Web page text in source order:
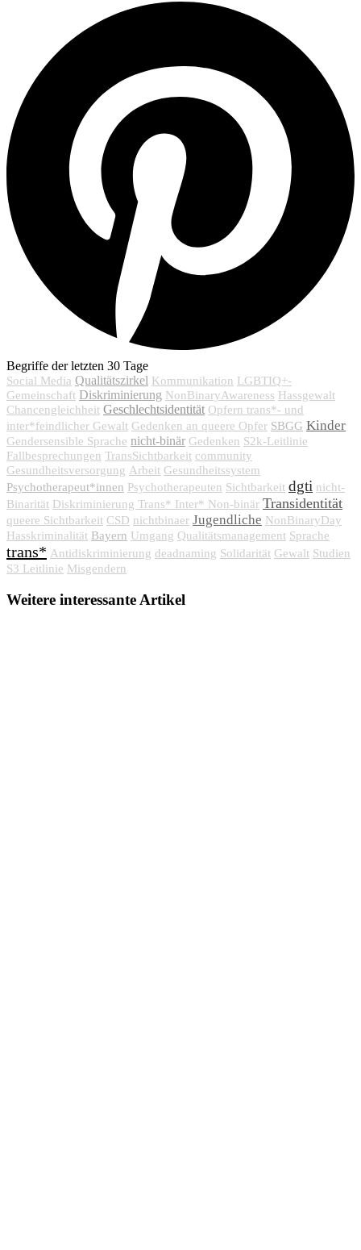
Begriffe der letzten 30 Tage
Social Media Qualitätszirkel Kommunikation LGBTIQ+-
Gemeinschaft Diskriminierung NonBinaryAwareness Hassgewalt
Chancengleichheit Geschlechtsidentität Opfern trans*- und
inter*feindlicher Gewalt Gedenken an queere Opfer SBGG Kinder
Gendersensible Sprache nicht-binär Gedenken S2k-Leitlinie
Fallbesprechungen TransSichtbarkeit community
Gesundheitsversorgung Arbeit Gesundheitssystem
Psychotherapeut*innen Psychotherapeuten Sichtbarkeit dgti nicht-
Binarität Diskriminierung Trans* Inter* Non-binär Transidentität
queere Sichtbarkeit CSD nichtbinaer Jugendliche NonBinaryDay
Hasskriminalität Bayern Umgang Qualitätsmanagement Sprache
trans* Antidiskriminierung deadnaming Solidarität Gewalt Studien
S3 Leitlinie Misgendern
Weitere interessante Artikel